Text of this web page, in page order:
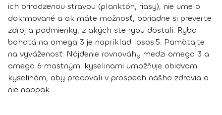
ich prirodzenou stravou (planktón, riasy), nie umelo
dokrmované a ak máte možnosť, poriadne si preverte
zdroj a podmienky, z akých ste rybu dostali. Ryba
bohatá na omega 3 je napríklad losos.5. Pamätajte
na vyváženosť. Nájdenie rovnováhy medzi omega 3 a
omega 6 mastnými kyselinami umožňuje obidvom
kyselinám, aby pracovali v prospech nášho zdravia a
nie naopak.